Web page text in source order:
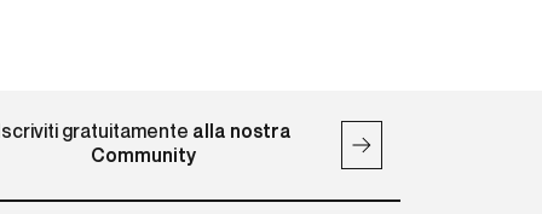
Iscriviti gratuitamente alla nostra
Community